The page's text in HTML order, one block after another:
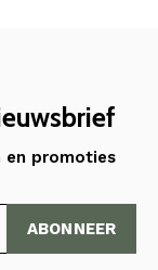
en promoties
ABONNEER